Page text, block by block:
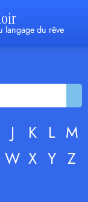
langage du rêve
J K L M
W X Y Z